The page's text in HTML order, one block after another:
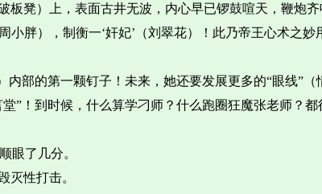
凳）上，表面古井无波，内心早已锣鼓喧天，鞭炮齐
小胖），制衡一‘奸妃’（刘翠花）！此乃帝王心术之妙
部的第一颗钉子！未来，她还要发展更多的“眼线”（
”！到时候，什么算学刁师？什么跑圈狂魔张老师？都
眼了几分。
灭性打击。